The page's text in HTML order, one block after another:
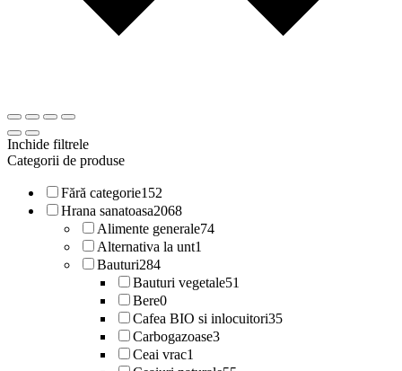
Inchide filtrele
Categorii de produse
Fără categorie152
Hrana sanatoasa2068
Alimente generale74
Alternativa la unt1
Bauturi284
Bauturi vegetale51
Bere0
Cafea BIO si inlocuitori35
Carbogazoase3
Ceai vrac1